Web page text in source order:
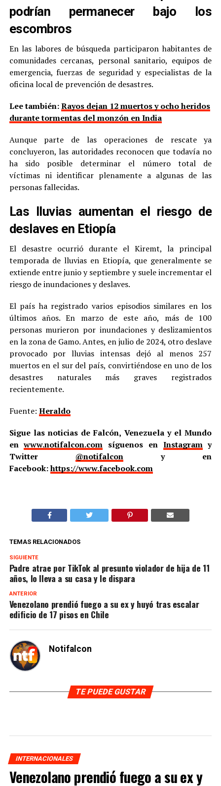
podrían permanecer bajo los
escombros
En las labores de búsqueda participaron habitantes de
comunidades cercanas, personal sanitario, equipos de
emergencia, fuerzas de seguridad y especialistas de la
oficina local de prevención de desastres.
Lee también:Rayos dejan 12 muertos y ocho heridos
durante tormentas del monzón en India
Aunque parte de las operaciones de rescate ya
concluyeron, las autoridades reconocen que todavía no
ha sido posible determinar el número total de
víctimas ni identificar plenamente a algunas de las
personas fallecidas.
Las lluvias aumentan el riesgo de
deslaves en Etiopía
El desastre ocurrió durante el Kiremt, la principal
temporada de lluvias en Etiopía, que generalmente se
extiende entre junio y septiembre y suele incrementar el
riesgo de inundaciones y deslaves.
El país ha registrado varios episodios similares en los
últimos años. En marzo de este año, más de 100
personas murieron por inundaciones y deslizamientos
en la zona de Gamo. Antes, en julio de 2024, otro deslave
provocado por lluvias intensas dejó al menos 257
muertos en el sur del país, convirtiéndose en uno de los
desastres naturales más graves registrados
recientemente.
Fuente: Heraldo
Sigue las noticias de Falcón, Venezuela y el Mundo
enwww.notifalcon.com síguenos en Instagramy
Twitter @notifalcony en
Facebook:https://www.facebook.com
TEMAS RELACIONADOS
SIGUIENTE
Padre atrae por TikTok al presunto violador de hija de 11
años, lo lleva a su casa y le dispara
ANTERIOR
Venezolano prendió fuego a su ex y huyó tras escalar
edificio de 17 pisos en Chile
Notifalcon
TE PUEDE GUSTAR
INTERNACIONALES
Venezolano prendió fuego a su ex y